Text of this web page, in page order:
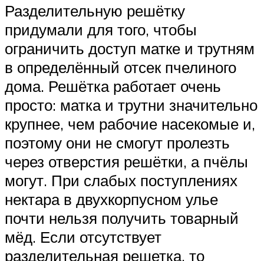
Разделительную решётку
придумали для того, чтобы
ограничить доступ матке и трутням
в определённый отсек пчелиного
дома. Решётка работает очень
просто: матка и трутни значительно
крупнее, чем рабочие насекомые и,
поэтому они не смогут пролезть
через отверстия решётки, а пчёлы
могут. При слабых поступлениях
нектара в двухкорпусном улье
почти нельзя получить товарный
мёд. Если отсутствует
разделительная решетка, то